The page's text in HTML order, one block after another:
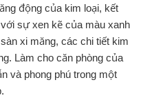
động của kim loại, kết
sự xen kẽ của màu xanh
xi măng, các chi tiết kim
Làm cho căn phòng của
và phong phú trong một